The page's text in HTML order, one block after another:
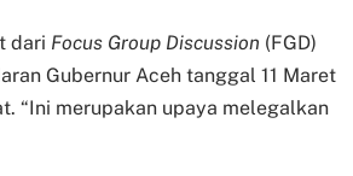
dari Focus Group Discussion (FGD)
Gubernur Aceh tanggal 11 Maret
“Ini merupakan upaya melegalkan